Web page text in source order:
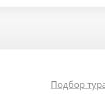
Подбор